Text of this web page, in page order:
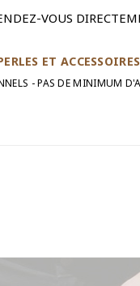
VOUS
ET
- PAS DE MINIMUM